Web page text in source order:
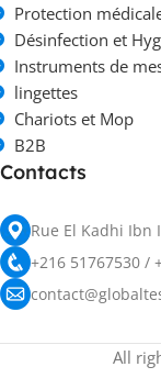
Protection
Désinfection et
Instruments de
lingettes
Chariots et Mop
B2B
Contacts
Rue El Kadhi Ibn
+216 51767530 /
All